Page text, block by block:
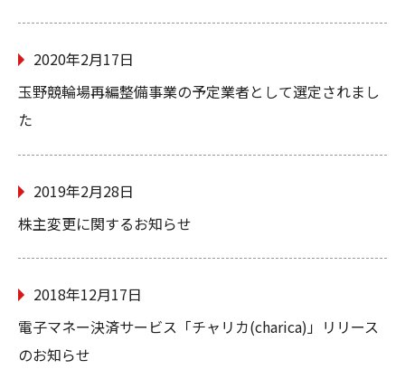
2020年2月17日
玉野競輪場再編整備事業の予定業者として選定されまし
た
2019年2月28日
株主変更に関するお知らせ
2018年12月17日
電子マネー決済サービス「チャリカ(charica)」リリース
のお知らせ